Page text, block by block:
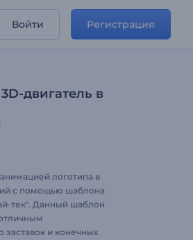
Войти Регистрация
двигатель в
логотипа в
с помощью шаблона
тек". Данный шаблон
и конечных